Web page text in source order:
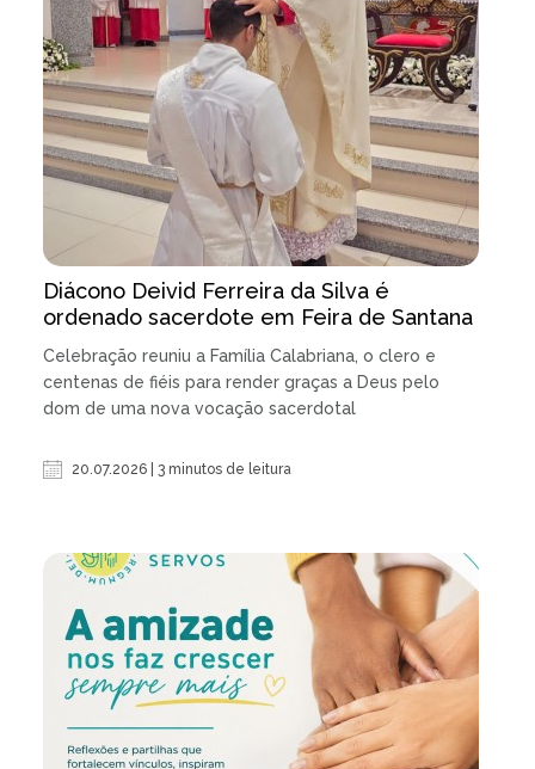
Diácono Deivid Ferreira da Silva é
ordenado sacerdote em Feira de Santana
Celebração reuniu a Família Calabriana, o clero e
centenas de fiéis para render graças a Deus pelo
dom de uma nova vocação sacerdotal
20.07.2026 | 3 minutos de leitura